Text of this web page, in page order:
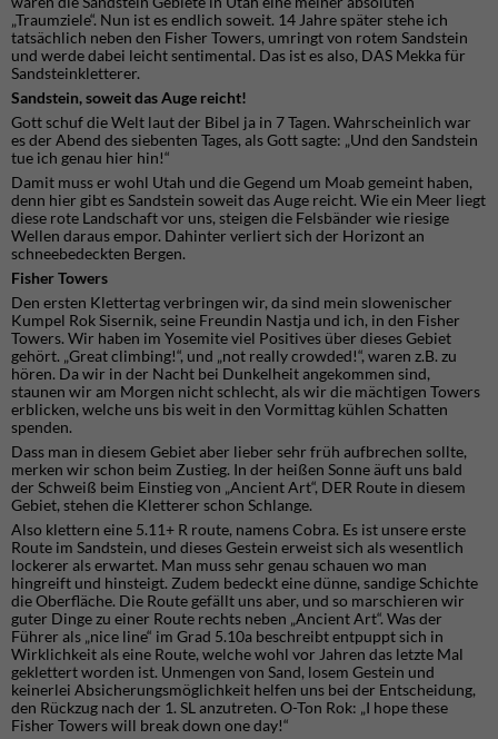
„Traumziele“. Nun ist es endlich soweit. 14 Jahre später stehe ich
tatsächlich neben den Fisher Towers, umringt von rotem Sandstein
und werde dabei leicht sentimental. Das ist es also, DAS Mekka für
Sandsteinkletterer.
Sandstein, soweit das Auge reicht!
Gott schuf die Welt laut der Bibel ja in 7 Tagen. Wahrscheinlich war
es der Abend des siebenten Tages, als Gott sagte: „Und den Sandstein
tue ich genau hier hin!“
Damit muss er wohl Utah und die Gegend um Moab gemeint haben,
denn hier gibt es Sandstein soweit das Auge reicht. Wie ein Meer liegt
diese rote Landschaft vor uns, steigen die Felsbänder wie riesige
Wellen daraus empor. Dahinter verliert sich der Horizont an
schneebedeckten Bergen.
Fisher Towers
Den ersten Klettertag verbringen wir, da sind mein slowenischer
Kumpel Rok Sisernik, seine Freundin Nastja und ich, in den Fisher
Towers. Wir haben im Yosemite viel Positives über dieses Gebiet
gehört. „Great climbing!“, und „not really crowded!“, waren z.B. zu
hören. Da wir in der Nacht bei Dunkelheit angekommen sind,
staunen wir am Morgen nicht schlecht, als wir die mächtigen Towers
erblicken, welche uns bis weit in den Vormittag kühlen Schatten
spenden.
Dass man in diesem Gebiet aber lieber sehr früh aufbrechen sollte,
merken wir schon beim Zustieg. In der heißen Sonne äuft uns bald
der Schweiß beim Einstieg von „Ancient Art“, DER Route in diesem
Gebiet, stehen die Kletterer schon Schlange.
Also klettern eine 5.11+ R route, namens Cobra. Es ist unsere erste
Route im Sandstein, und dieses Gestein erweist sich als wesentlich
lockerer als erwartet. Man muss sehr genau schauen wo man
hingreift und hinsteigt. Zudem bedeckt eine dünne, sandige Schichte
die Oberfläche. Die Route gefällt uns aber, und so marschieren wir
guter Dinge zu einer Route rechts neben „Ancient Art“. Was der
Führer als „nice line“ im Grad 5.10a beschreibt entpuppt sich in
Wirklichkeit als eine Route, welche wohl vor Jahren das letzte Mal
geklettert worden ist. Unmengen von Sand, losem Gestein und
keinerlei Absicherungsmöglichkeit helfen uns bei der Entscheidung,
den Rückzug nach der 1. SL anzutreten. O-Ton Rok: „I hope these
Fisher Towers will break down one day!“